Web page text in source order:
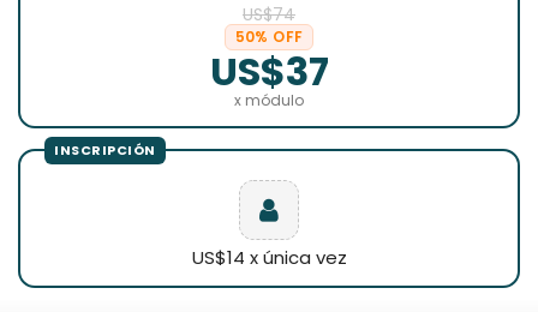
US$74
50% OFF
US$37
x módulo
US$14 x única vez